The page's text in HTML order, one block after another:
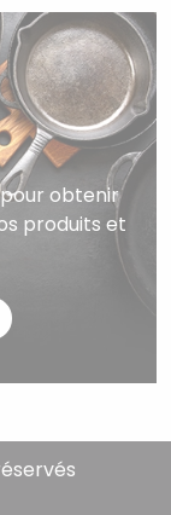
obtenir
produits et